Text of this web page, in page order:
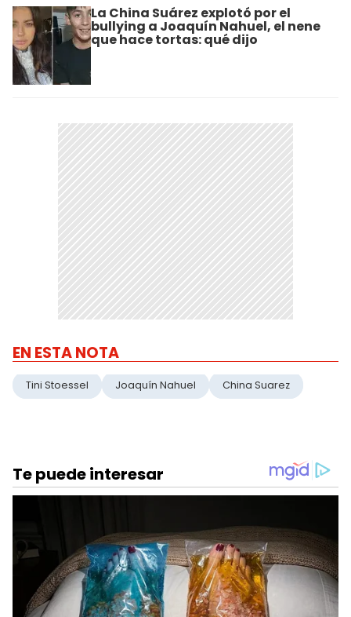
La China Suárez explotó por el
bullying a Joaquín Nahuel, el nene
que hace tortas: qué dijo
EN ESTA NOTA
Tini Stoessel Joaquín Nahuel China Suarez